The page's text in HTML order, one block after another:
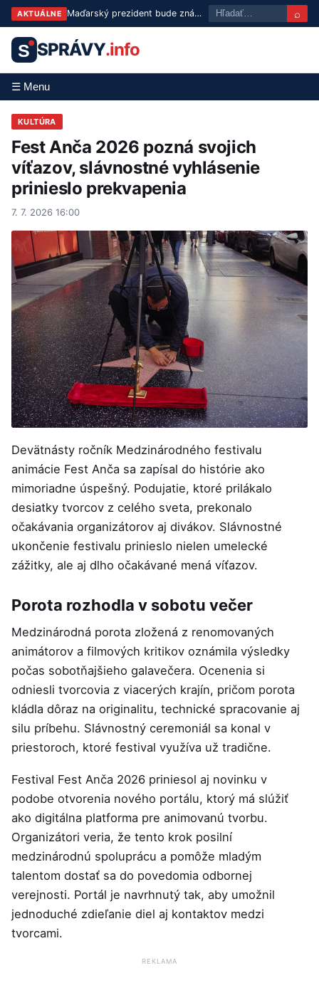
AKTUÁLNE Maďarský prezident bude známy už v utorok: Tisza predstaví troch kandidátov ⌕
S SPRÁVY.info
☰ Menu
KULTÚRA
Fest Anča 2026 pozná svojich
víťazov, slávnostné vyhlásenie
prinieslo prekvapenia
7. 7. 2026 16:00
Devätnásty ročník Medzinárodného festivalu
animácie Fest Anča sa zapísal do histórie ako
mimoriadne úspešný. Podujatie, ktoré prilákalo
desiatky tvorcov z celého sveta, prekonalo
očakávania organizátorov aj divákov. Slávnostné
ukončenie festivalu prinieslo nielen umelecké
zážitky, ale aj dlho očakávané mená víťazov.
Porota rozhodla v sobotu večer
Medzinárodná porota zložená z renomovaných
animátorov a filmových kritikov oznámila výsledky
počas sobotňajšieho galavečera. Ocenenia si
odniesli tvorcovia z viacerých krajín, pričom porota
kládla dôraz na originalitu, technické spracovanie aj
silu príbehu. Slávnostný ceremoniál sa konal v
priestoroch, ktoré festival využíva už tradične.
Festival Fest Anča 2026 priniesol aj novinku v
podobe otvorenia nového portálu, ktorý má slúžiť
ako digitálna platforma pre animovanú tvorbu.
Organizátori veria, že tento krok posilní
medzinárodnú spoluprácu a pomôže mladým
talentom dostať sa do povedomia odbornej
verejnosti. Portál je navrhnutý tak, aby umožnil
jednoduché zdieľanie diel aj kontaktov medzi
tvorcami.
REKLAMA